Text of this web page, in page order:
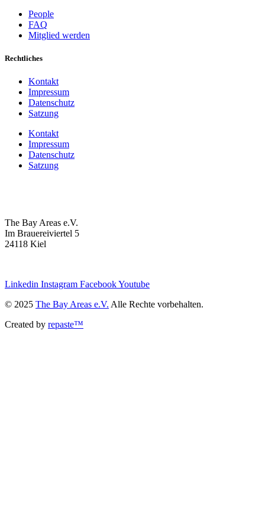
People
FAQ
Mitglied werden
Rechtliches
Kontakt
Impressum
Datenschutz
Satzung
Kontakt
Impressum
Datenschutz
Satzung
The Bay Areas e.V.
Im Brauereiviertel 5
24118 Kiel
Linkedin Instagram FacebookYoutube
© 2025 The Bay Areas e.V. Alle Rechte vorbehalten.
Created by repaste™